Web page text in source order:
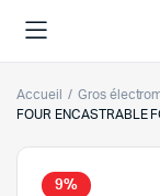
Accueil Gros
FOUR ENCASTRABLE
9%